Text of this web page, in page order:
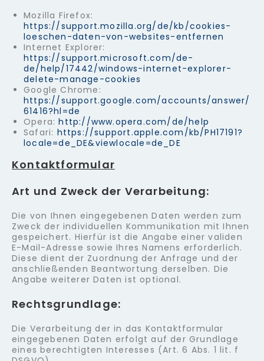
Mozilla Firefox:
https://support.mozilla.org/de/kb/cookies-
loeschen-daten-von-websites-entfernen
Internet Explorer:
https://support.microsoft.com/de-
de/help/17442/windows-internet-explorer-
delete-manage-cookies
Google Chrome:
https://support.google.com/accounts/answer/
61416?hl=de
Opera:http://www.opera.com/de/help
Safari: https://support.apple.com/kb/PH17191?
locale=de_DE&viewlocale=de_DE
Kontaktformular
Art und Zweck der Verarbeitung:
Die von Ihnen eingegebenen Daten werden zum
Zweck der individuellen Kommunikation mit Ihnen
gespeichert. Hierfür ist die Angabe einer validen
E-Mail-Adresse sowie Ihres Namens erforderlich.
Diese dient der Zuordnung der Anfrage und der
anschließenden Beantwortung derselben. Die
Angabe weiterer Daten ist optional.
Rechtsgrundlage:
Die Verarbeitung der in das Kontaktformular
eingegebenen Daten erfolgt auf der Grundlage
eines berechtigten Interesses (Art. 6 Abs. 1 lit. f